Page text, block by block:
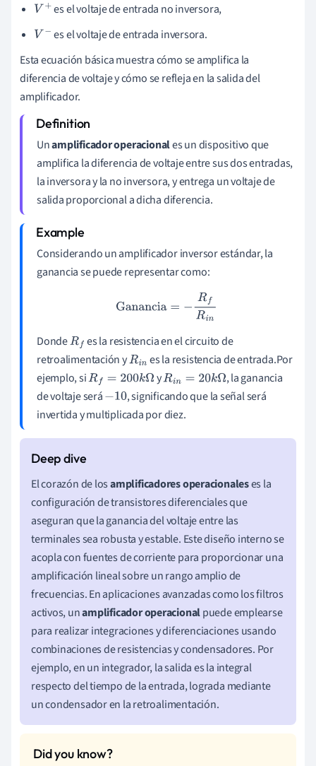
V+
es el voltaje de entrada no inversora,
V−
es el voltaje de entrada inversora.
Esta ecuación básica muestra cómo se amplifica la
diferencia de voltaje y cómo se refleja en la salida del
amplificador.
Unamplificador operacionales un dispositivo que
amplifica la diferencia de voltaje entre sus dos entradas,
la inversora y la no inversora, y entrega un voltaje de
salida proporcional a dicha diferencia.
Considerando un amplificador inversor estándar, la
ganancia se puede representar como:
Ganancia =− in
DondeRf es la resistencia en el circuito de
retroalimentación yRin es la resistencia de entrada.Por
ejemplo, siRf= 200 kΩ yRin= 20kΩ
, la ganancia
de voltaje será−10 , significando que la señal será
invertida y multiplicada por diez.
El corazón de losamplificadores operacionaleses la
configuración de transistores diferenciales que
aseguran que la ganancia del voltaje entre las
terminales sea robusta y estable. Este diseño interno se
acopla con fuentes de corriente para proporcionar una
amplificación lineal sobre un rango amplio de
frecuencias. En aplicaciones avanzadas como los filtros
activos, unamplificador operacionalpuede emplearse
para realizar integraciones y diferenciaciones usando
combinaciones de resistencias y condensadores. Por
ejemplo, en un integrador, la salida es la integral
respecto del tiempo de la entrada, lograda mediante
un condensador en la retroalimentación.